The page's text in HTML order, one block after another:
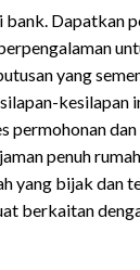
bank. Dapatkan
yang
kesilapan
permohonan
penuh
yang bijak dan
berkaitan